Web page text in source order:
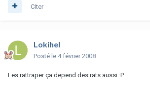
Citer
Lokihel
Posté le 4 février 2008
Les rattraper ça depend des rats aussi :P